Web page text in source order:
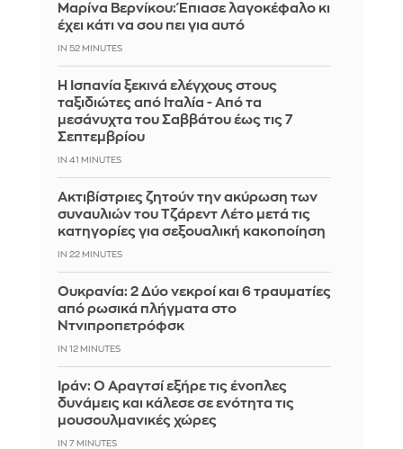
Μαρίνα Βερνίκου: Έπιασε λαγοκέφαλο κι
έχει κάτι να σου πει για αυτό
IN 52 MINUTES
Η Ισπανία ξεκινά ελέγχους στους
ταξιδιώτες από Ιταλία - Από τα
μεσάνυχτα του Σαββάτου έως τις 7
Σεπτεμβρίου
IN 41 MINUTES
Ακτιβίστριες ζητούν την ακύρωση των
συναυλιών του Τζάρεντ Λέτο μετά τις
κατηγορίες για σεξουαλική κακοποίηση
IN 22 MINUTES
Ουκρανία: 2 Δύο νεκροί και 6 τραυματίες
από ρωσικά πλήγματα στο
Ντνιπροπετρόφσκ
IN 12 MINUTES
Ιράν: Ο Αραγτσί εξήρε τις ένοπλες
δυνάμεις και κάλεσε σε ενότητα τις
μουσουλμανικές χώρες
IN 7 MINUTES